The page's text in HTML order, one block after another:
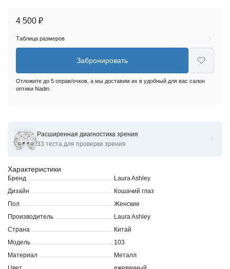
Оправы для очков корригирующих Laura Ashley 103
Характеристики
Бренд
Laura Ashley
Дизайн
Кошачий глаз
Пол
Женские
Производитель
Laura Ashley
Страна
Китай
Модель
103
Материал
Металл
4 500 ₽
Таблица размеров
Забронировать
Отложите до 5 оправ/очков, а мы доставим их в удобный для вас салон
оптики Nadin.
Расширенная диагностика зрения
33 теста для проверки зрения